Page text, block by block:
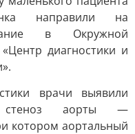
направили на
в Окружной
диагностики и
врачи выявили
стеноз аорты —
котором аортальный